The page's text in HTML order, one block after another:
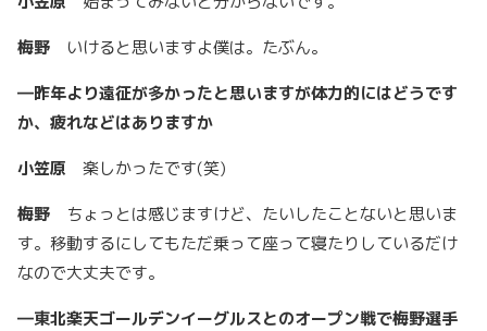
梅野 いけると思いますよ僕は。たぶん。
―昨年より遠征が多かったと思いますが体力的にはどうです
か、疲れなどはありますか
小笠原 楽しかったです(笑)
梅野 ちょっとは感じますけど、たいしたことないと思いま
す。移動するにしてもただ乗って座って寝たりしているだけ
なので大丈夫です。
―東北楽天ゴールデンイーグルスとのオープン戦で梅野選手